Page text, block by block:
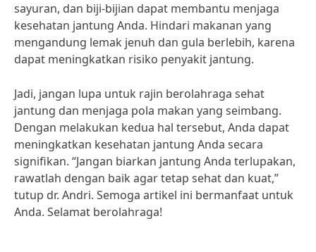
sayuran, dan biji-bijian dapat membantu menjaga
kesehatan jantung Anda. Hindari makanan yang
mengandung lemak jenuh dan gula berlebih, karena
dapat meningkatkan risiko penyakit jantung.
Jadi, jangan lupa untuk rajin berolahraga sehat
jantung dan menjaga pola makan yang seimbang.
Dengan melakukan kedua hal tersebut, Anda dapat
meningkatkan kesehatan jantung Anda secara
signifikan. “Jangan biarkan jantung Anda terlupakan,
rawatlah dengan baik agar tetap sehat dan kuat,”
tutup dr. Andri. Semoga artikel ini bermanfaat untuk
Anda. Selamat berolahraga!